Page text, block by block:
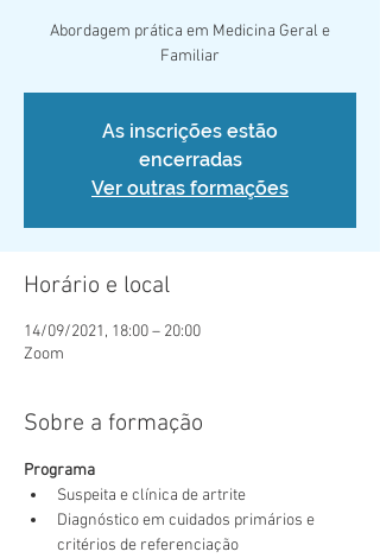
Abordagem prática em Medicina Geral e
Familiar
As inscrições estão
encerradas
Ver outras formações
Horário e local
14/09/2021, 18:00 – 20:00
Zoom
Sobre a formação
Programa
Suspeita e clínica de artrite
Diagnóstico em cuidados primários e
critérios de referenciação